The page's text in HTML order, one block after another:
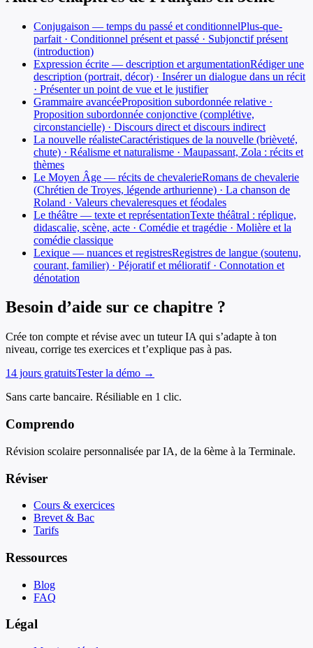
Conjugaison — temps du passé et conditionnelPlus-que-
parfait · Conditionnel présent et passé · Subjonctif présent
(introduction)
Expression écrite — description et argumentationRédiger une
description (portrait, décor) · Insérer un dialogue dans un récit
· Présenter un point de vue et le justifier
Grammaire avancéeProposition subordonnée relative ·
Proposition subordonnée conjonctive (complétive,
circonstancielle) · Discours direct et discours indirect
La nouvelle réalisteCaractéristiques de la nouvelle (brièveté,
chute) · Réalisme et naturalisme · Maupassant, Zola : récits et
thèmes
Le Moyen Âge — récits de chevalerieRomans de chevalerie
(Chrétien de Troyes, légende arthurienne) · La chanson de
Roland · Valeurs chevaleresques et féodales
Le théâtre — texte et représentationTexte théâtral : réplique,
didascalie, scène, acte · Comédie et tragédie · Molière et la
comédie classique
Lexique — nuances et registresRegistres de langue (soutenu,
courant, familier) · Péjoratif et mélioratif · Connotation et
dénotation
Besoin d’aide sur ce chapitre ?
Crée ton compte et révise avec un tuteur IA qui s’adapte à ton
niveau, corrige tes exercices et t’explique pas à pas.
14 jours gratuitsTester la démo →
Sans carte bancaire. Résiliable en 1 clic.
Comprendo
Révision scolaire personnalisée par IA, de la 6ème à la Terminale.
Réviser
Cours & exercices
Brevet & Bac
Tarifs
Ressources
Blog
FAQ
Légal